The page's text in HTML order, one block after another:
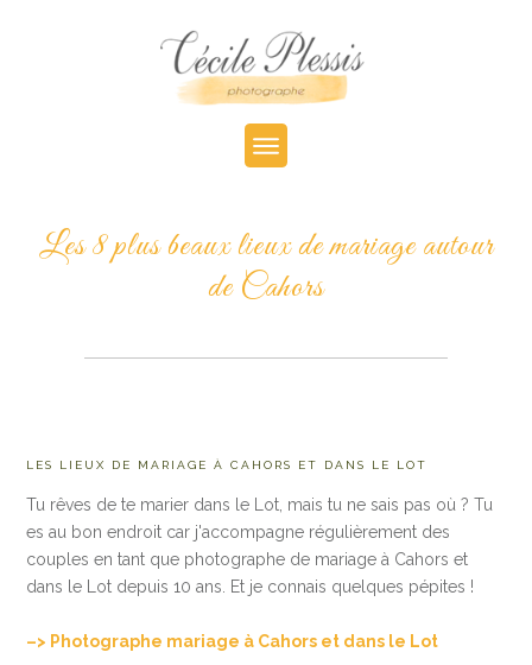
Les 8 plus beaux lieux de mariage autour
de Cahors
LES LIEUX DE MARIAGE À CAHORS ET DANS LE LOT
Tu rêves de te marier dans le Lot, mais tu ne sais pas où ? Tu
es au bon endroit car j'accompagne régulièrement des
couples en tant que photographe de mariage à Cahors et
dans le Lot depuis 10 ans. Et je connais quelques pépites !
–> Photographe mariage à Cahors et dans le Lot